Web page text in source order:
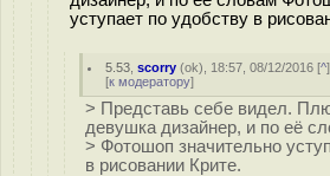
уступает по удобству в
5.53 ,scorry (ok), 18:57, 08/12/2016 [^
[к модератору]
> Представь себе видел.
девушка дизайнер, и по её
> Фотошоп значительно
в рисовании Крите.